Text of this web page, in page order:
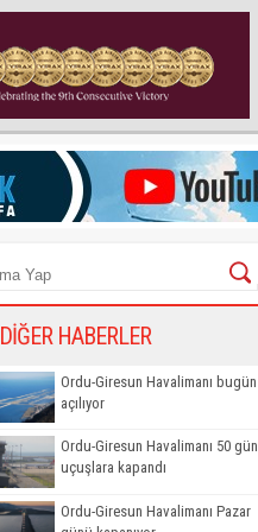
DİĞER HABERLER
Ordu-Giresun Havalimanı bugün
açılıyor
Ordu-Giresun Havalimanı 50 gün
uçuşlara kapandı
Ordu-Giresun Havalimanı Pazar